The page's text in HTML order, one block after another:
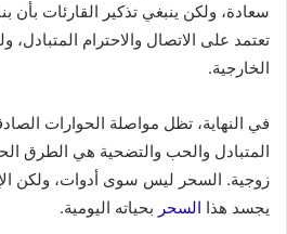
سعادة، ولكن ينبغي تذكير القارئات بأن
تعتمد على الاتصال والاحترام
الخارجية.
في النهاية، تظل مواصلة الحوارات
المتبادل والحب والتضحية هي الطرق
زوجية. السحر ليس سوى أدوات، ولكن
يجسد هذا السحر بحياته اليومية.